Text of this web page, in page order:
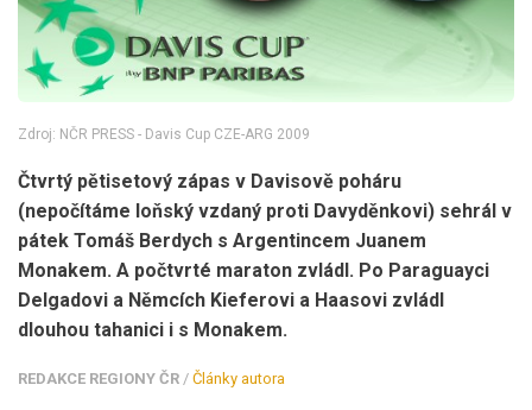
Zdroj: NČR PRESS - Davis Cup CZE-ARG 2009
Čtvrtý pětisetový zápas v Davisově poháru
(nepočítáme loňský vzdaný proti Davyděnkovi) sehrál v
pátek Tomáš Berdych s Argentincem Juanem
Monakem. A počtvrté maraton zvládl. Po Paraguayci
Delgadovi a Němcích Kieferovi a Haasovi zvládl
dlouhou tahanici i s Monakem.
REDAKCE REGIONY ČR / Články autora